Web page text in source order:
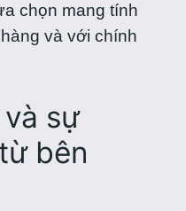
chọn mang tính
và với chính
sự
bên